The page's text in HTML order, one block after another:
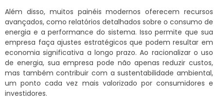
Além disso, muitos painéis modernos oferecem recursos
avançados, como relatórios detalhados sobre o consumo de
energia e a performance do sistema. Isso permite que sua
empresa faça ajustes estratégicos que podem resultar em
economia significativa a longo prazo. Ao racionalizar o uso
de energia, sua empresa pode não apenas reduzir custos,
mas também contribuir com a sustentabilidade ambiental,
um ponto cada vez mais valorizado por consumidores e
investidores.